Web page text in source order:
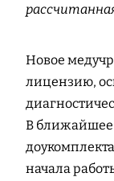
Новое
лицензию,
В ближайшее
начала